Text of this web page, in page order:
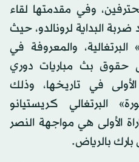
وفي مقدمتها لقاء
البداية لرونالدو، حيث
أكدت قناة «SPORT TV» البرتغالية، والمعروفة في
حقوق بث مباريات دوري
في تاريخها، وذلك
البرتغالي كريستيانو
الأولى هي مواجهة النصر
بالرياض.